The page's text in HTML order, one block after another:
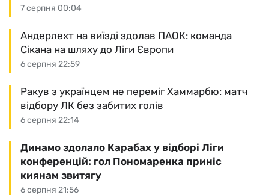
7 серпня 00:04
6 серпня 22:59
Андерлехт на виїзді здолав ПАОК: команда
Сікана на шляху до Ліги Європи
6 серпня 22:14
Ракув з українцем не переміг Хаммарбю: матч
відбору ЛК без забитих голів
6 серпня 21:56
Динамо здолало Карабах у відборі Ліги
конференцій: гол Пономаренка приніс
киянам звитягу